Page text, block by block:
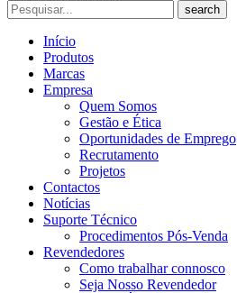
search
Início
Produtos
Marcas
Empresa
Quem Somos
Gestão e Ética
Oportunidades de Emprego
Recrutamento
Projetos
Contactos
Notícias
Suporte Técnico
Procedimentos Pós-Venda
Revendedores
Como trabalhar connosco
Seja Nosso Revendedor